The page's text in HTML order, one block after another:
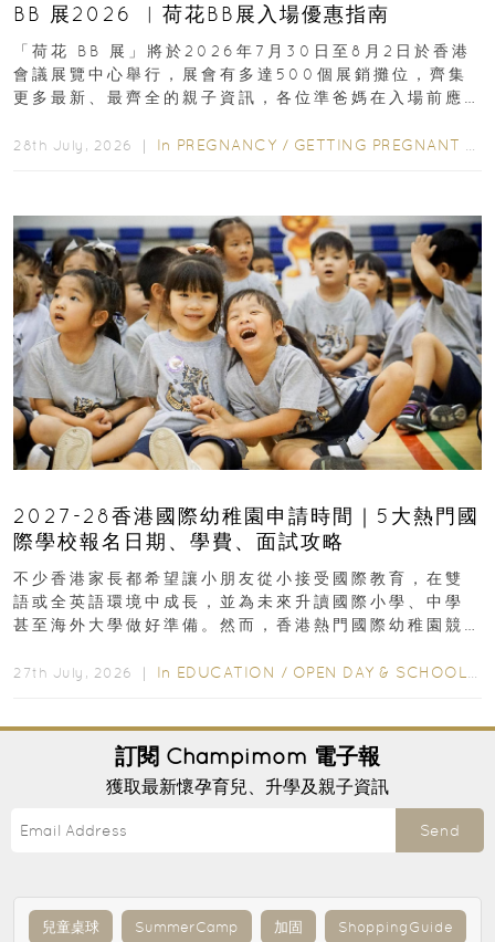
BB 展2026 ︳荷花BB展入場優惠指南
「荷花 BB 展」將於2026年7月30日至8月2日於香港
會議展覽中心舉行，展會有多達500個展銷攤位，齊集
更多最新、最齊全的親子資訊，各位準爸媽在入場前應
28th July, 2026 ｜ In PREGNANCY / GETTING PREGNANT
2027-28香港國際幼稚園申請時間｜5大熱門國
際學校報名日期、學費、面試攻略
不少香港家長都希望讓小朋友從小接受國際教育，在雙
語或全英語環境中成長，並為未來升讀國際小學、中學
甚至海外大學做好準備。然而，香港熱門國際幼稚園競
27th July, 2026 ｜ In EDUCATION / OPEN DAY & SCHOOL EVENTS
訂閱 Champimom 電子報
獲取最新懷孕育兒、升學及親子資訊
Send
兒童桌球 SummerCamp 加固 ShoppingGuide